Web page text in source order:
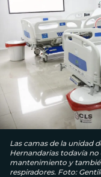
Las camas de la unidad
Hernandarias todavía
mantenimiento y
respiradores. Foto: